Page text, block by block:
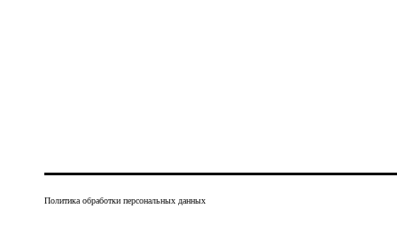
Политика обработки персональных данных